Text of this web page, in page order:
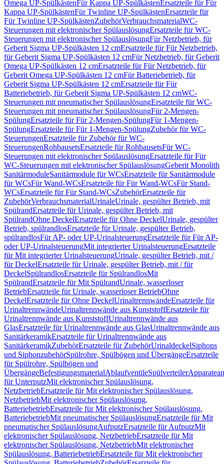
Omega UP-SpülkästenFür Kappa UP-SpülkästenErsatzteile für Für
Kappa UP-SpülkästenFür Twinline UP-SpülkästenErsatzteile für
Für Twinline UP-SpülkästenZubehörVerbrauchsmaterialWC-
Steuerungen mit elektronischer SpülauslösungErsatzteile für WC-
Steuerungen mit elektronischer SpülauslösungFür Netzbetrieb, für
Geberit Sigma UP-Spülkästen 12 cmErsatzteile für Für Netzbetrieb,
für Geberit Sigma UP-Spülkästen 12 cmFür Netzbetrieb, für Geberit
Omega UP-Spülkästen 12 cmErsatzteile für Für Netzbetrieb, für
Geberit Omega UP-Spülkästen 12 cmFür Batteriebetrieb, für
Geberit Sigma UP-Spülkästen 12 cmErsatzteile für Für
Batteriebetrieb, für Geberit Sigma UP-Spülkästen 12 cmWC-
Steuerungen mit pneumatischer SpülauslösungErsatzteile für WC-
Steuerungen mit pneumatischer SpülauslösungFür 2-Mengen-
SpülungErsatzteile für Für 2-Mengen-SpülungFür 1-Mengen-
SpülungErsatzteile für Für 1-Mengen-SpülungZubehör für WC-
SteuerungenErsatzteile für Zubehör für WC-
SteuerungenRohbausetsErsatzteile für RohbausetsFür WC-
Steuerungen mit elektronischer SpülauslösungErsatzteile für Für
WC-Steuerungen mit elektronischer SpülauslösungGeberit Monolith
SanitärmoduleSanitärmodule für WCsErsatzteile für Sanitärmodule
für WCsFür Wand-WCsErsatzteile für Für Wand-WCsFür Stand-
WCsErsatzteile für Für Stand-WCsZubehörErsatzteile für
ZubehörVerbrauchsmaterialUrinaleUrinale, gespülter Betrieb, mit
SpülrandErsatzteile für Urinale, gespülter Betrieb, mit
SpülrandOhne DeckelErsatzteile für Ohne DeckelUrinale, gespülter
Betrieb, spülrandlosErsatzteile für Urinale, gespülter Betrieb,
spülrandlosFür AP- oder UP-UrinalsteuerungErsatzteile für Für AP-
oder UP-UrinalsteuerungMit integrierter UrinalsteuerungErsatzteile
für Mit integrierter UrinalsteuerungUrinale, gespülter Betrieb, mit /
für DeckelErsatzteile für Urinale, gespülter Betrieb, mit / für
DeckelSpülrandlosErsatzteile für SpülrandlosMit
SpülrandErsatzteile für Mit SpülrandUrinale, wasserloser
BetriebErsatzteile für Urinale, wasserloser BetriebOhne
DeckelErsatzteile für Ohne DeckelUrinaltrennwändeErsatzteile für
UrinaltrennwändeUrinaltrennwände aus KunststoffErsatzteile für
Urinaltrennwände aus KunststoffUrinaltrennwände aus
GlasErsatzteile für Urinaltrennwände aus GlasUrinaltrennwände aus
SanitärkeramikErsatzteile für Urinaltrennwände aus
SanitärkeramikZubehörErsatzteile für ZubehörUrinaldeckelSiphons
und SiphonzubehörSpülrohre, Spülbögen und ÜbergängeErsatzteile
für Spülrohre, Spülbögen und
ÜbergängeBefestigungsmaterialAblaufventileSpülverteiler
für UnterputzMit elektronischer Spülauslösung,
NetzbetriebErsatzteile für Mit elektronischer Spülauslösung,
NetzbetriebMit elektronischer Spülauslösung,
BatteriebetriebErsatzteile für Mit elektronischer Spülauslösung,
BatteriebetriebMit pneumatischer SpülauslösungErsatzteile für Mit
pneumatischer SpülauslösungAufputzErsatzteile für AufputzMit
elektronischer Spülauslösung, NetzbetriebErsatzteile für Mit
elektronischer Spülauslösung, NetzbetriebMit elektronischer
Spülauslösung, BatteriebetriebErsatzteile für Mit elektronischer